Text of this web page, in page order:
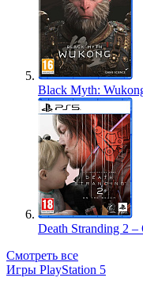
Black Myth:
Death Stranding 2 –
Смотреть все
Игры PlayStation 5